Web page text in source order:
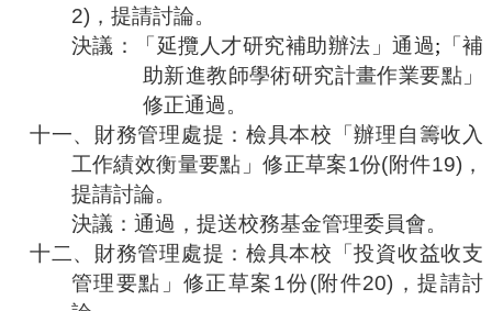
2) ，提請討論。
決議：「延攬人才研究補助辦法」通過; 「補
助新進教師學術研究計畫作業要點」
修正通過。
十一、 財務管理處提：檢具本校「辦理自籌收入
工作績效衡量要點」修正草案1份(附件19) ，
提請討論。
決議：通過，提送校務基金管理委員會。
十二、 財務管理處提：檢具本校「投資收益收支
管理要點」修正草案1份(附件20) ，提請討